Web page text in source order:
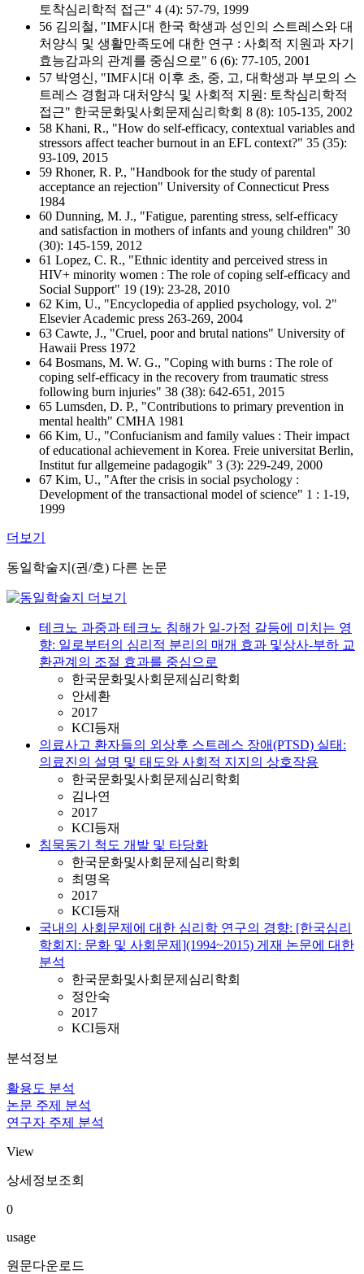
토착심리학적 접근" 4 (4): 57-79, 1999
56 김의철, "IMF시대 한국 학생과 성인의 스트레스와 대
처양식 및 생활만족도에 대한 연구 : 사회적 지원과 자기
효능감과의 관계를 중심으로" 6 (6): 77-105, 2001
57 박영신, "IMF시대 이후 초, 중, 고, 대학생과 부모의 스
트레스 경험과 대처양식 및 사회적 지원: 토착심리학적
접근" 한국문화및사회문제심리학회 8 (8): 105-135, 2002
58 Khani, R., "How do self-efficacy, contextual variables and
stressors affect teacher burnout in an EFL context?" 35 (35):
93-109, 2015
59 Rhoner, R. P., "Handbook for the study of parental
acceptance an rejection" University of Connecticut Press
1984
60 Dunning, M. J., "Fatigue, parenting stress, self-efficacy
and satisfaction in mothers of infants and young children" 30
(30): 145-159, 2012
61 Lopez, C. R., "Ethnic identity and perceived stress in
HIV+ minority women : The role of coping self-efficacy and
Social Support" 19 (19): 23-28, 2010
62 Kim, U., "Encyclopedia of applied psychology, vol. 2"
Elsevier Academic press 263-269, 2004
63 Cawte, J., "Cruel, poor and brutal nations" University of
Hawaii Press 1972
64 Bosmans, M. W. G., "Coping with burns : The role of
coping self-efficacy in the recovery from traumatic stress
following burn injuries" 38 (38): 642-651, 2015
65 Lumsden, D. P., "Contributions to primary prevention in
mental health" CMHA 1981
66 Kim, U., "Confucianism and family values : Their impact
of educational achievement in Korea. Freie universitat Berlin,
Institut fur allgemeine padagogik" 3 (3): 229-249, 2000
67 Kim, U., "After the crisis in social psychology :
Development of the transactional model of science" 1 : 1-19,
1999
더보기
동일학술지(권/호) 다른 논문
테크노 과중과 테크노 침해가 일-가정 갈등에 미치는 영
향: 일로부터의 심리적 분리의 매개 효과 및상사-부하 교
환관계의 조절 효과를 중심으로
한국문화및사회문제심리학회
안세환
2017
KCI등재
의료사고 환자들의 외상후 스트레스 장애(PTSD) 실태:
의료진의 설명 및 태도와 사회적 지지의 상호작용
한국문화및사회문제심리학회
김나연
2017
KCI등재
침묵동기 척도 개발 및 타당화
한국문화및사회문제심리학회
최명옥
2017
KCI등재
국내의 사회문제에 대한 심리학 연구의 경향: [한국심리
학회지: 문화 및 사회문제](1994~2015) 게재 논문에 대한
분석
한국문화및사회문제심리학회
정안숙
2017
KCI등재
분석정보
활용도 분석
논문 주제 분석
연구자 주제 분석
View
상세정보조회
0
usage
원문다운로드